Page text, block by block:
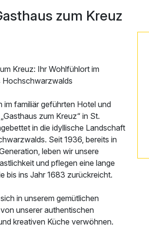
über die Region
zum Kreuz
Kreuz: Ihr Wohlfühlort im
Hochschwarzwalds
im familiär geführten Hotel und
zum Kreuz“ in St.
in die idyllische Landschaft
Seit 1936, bereits in
leben wir unsere
und pflegen eine lange
bis ins Jahr 1683 zurückreicht.
in unserem gemütlichen
unserer authentischen
kreativen Küche verwöhnen.